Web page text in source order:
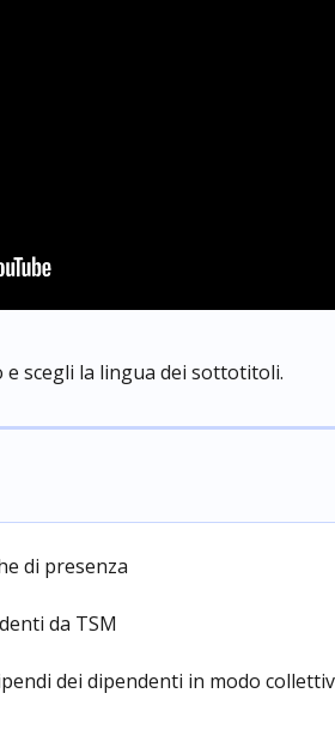
e scegli la lingua dei sottotitoli.
di presenza
da TSM
dei dipendenti in modo